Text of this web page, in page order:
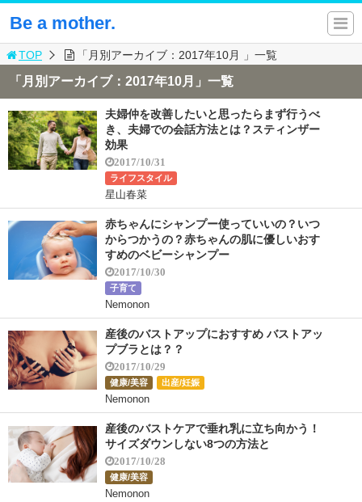
Be a mother.
TOP 「月別アーカイブ：2017年10月 」一覧
「月別アーカイブ：2017年10月」一覧
夫婦仲を改善したいと思ったらまず行うべ
き、夫婦での会話方法とは？スティンザー
効果
2017/10/31
ライフスタイル
星山春菜
赤ちゃんにシャンプー使っていいの？いつ
からつかうの？赤ちゃんの肌に優しいおす
すめのベビーシャンプー
2017/10/30
子育て
Nemonon
産後のバストアップにおすすめ バストアッ
プブラとは？？
2017/10/29
健康/美容 出産/妊娠
Nemonon
産後のバストケアで垂れ乳に立ち向かう！
サイズダウンしない8つの方法と
2017/10/28
健康/美容
Nemonon